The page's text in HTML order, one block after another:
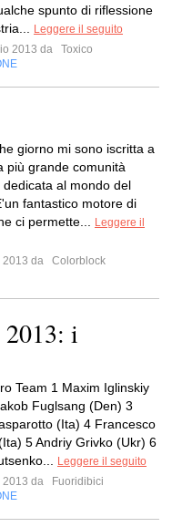
spunto di riflessione
Leggere il seguito
2013 da
Toxico
giorno mi sono iscritta a
più grande comunità
dedicata al mondo del
fantastico motore di
ci permette...
Leggere il
2013 da
Colorblock
i
Team 1 Maxim Iglinskiy
Fuglsang (Den) 3
(Ita) 4 Francesco
5 Andriy Grivko (Ukr) 6
Leggere il seguito
2013 da
Fuoridibici